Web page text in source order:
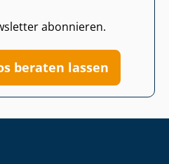
abonnieren.
beraten lassen